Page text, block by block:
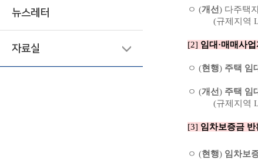
뉴스레터
자료실
ㅇ (개선) 다주택
(규제지역 LTV
[2] 임대 ·매매사
ㅇ (현행) 주택 임
ㅇ (개선) 주택 임
(규제지역
[3] 임차보증금
ㅇ (현행) 임차보